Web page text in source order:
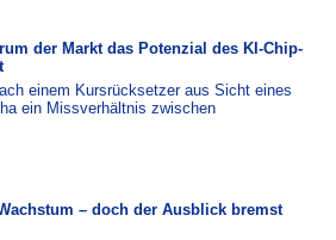
der Markt das Potenzial des KI-Chip-
einem Kursrücksetzer aus Sicht eines
ein Missverhältnis zwischen
– doch der Ausblick bremst